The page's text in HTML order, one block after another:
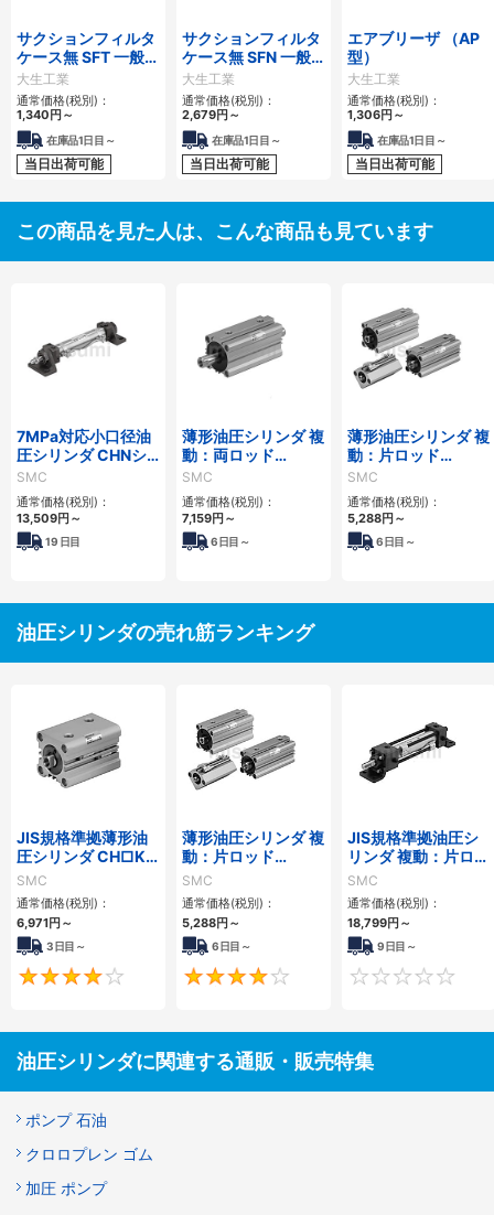
サクションフィルタ
ケース無 SFT 一般作
動油用
大生工業
通常価格(税別)：
1,340円～
在庫品1日目～
当日出荷可能
サクションフィルタ
ケース無 SFN 一般
作動油用
大生工業
通常価格(税別)：
2,679円～
在庫品1日目～
当日出荷可能
エアブリーザ （AP
型）
大生工業
通常価格(税別)：
1,306円～
在庫品1日目～
当日出荷可能
この商品を見た人は、こんな商品も見ています
7MPa対応小口径油
圧シリンダ CHNシ
リーズ
SMC
通常価格(税別)：
13,509円～
19 日目
薄形油圧シリンダ 複
動：両ロッド
CH□QWBシリーズ
SMC
通常価格(税別)：
7,159円～
6日目～
薄形油圧シリンダ 複
動：片ロッド
CH□QBシリーズ
SMC
通常価格(税別)：
5,288円～
6日目～
油圧シリンダの売れ筋ランキング
JIS規格準拠薄形油
圧シリンダ CH□KD
シリーズ
SMC
通常価格(税別)：
6,971円～
3日目～
4
薄形油圧シリンダ 複
動：片ロッド
CH□QBシリーズ
SMC
通常価格(税別)：
5,288円～
6日目～
4
JIS規格準拠油圧シ
リンダ 複動：片ロッ
ド CH2E・CH2F・
CH2G・CH2Hシリ
ーズ
SMC
通常価格(税別)：
18,799円～
9日目～
油圧シリンダに関連する通販・販売特集
ポンプ 石油
クロロプレン ゴム
加圧 ポンプ